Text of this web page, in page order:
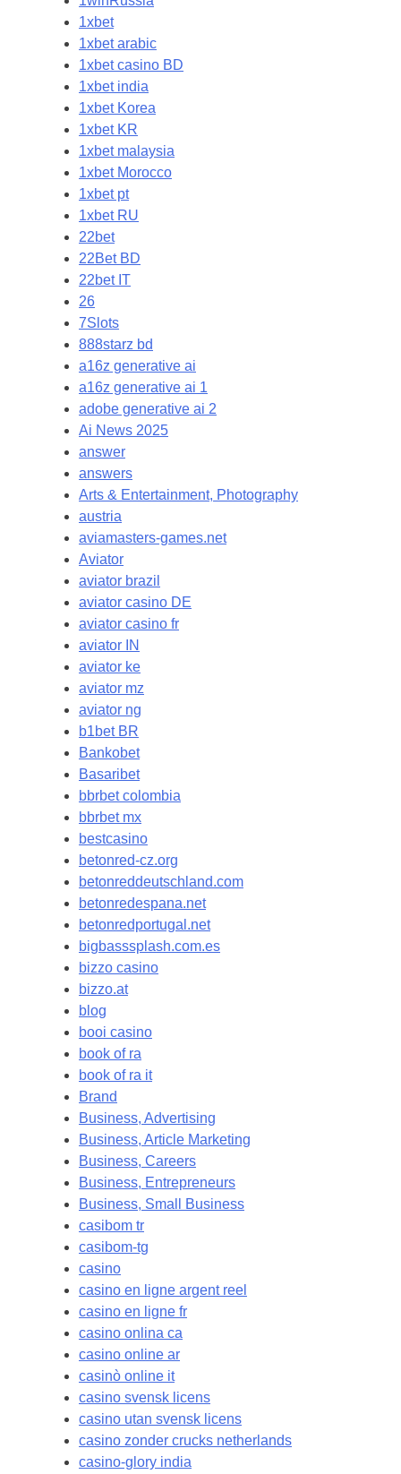
1xbet
1xbet arabic
1xbet casino BD
1xbet india
1xbet Korea
1xbet KR
1xbet malaysia
1xbet Morocco
1xbet pt
1xbet RU
22bet
22Bet BD
22bet IT
26
7Slots
888starz bd
a16z generative ai
a16z generative ai 1
adobe generative ai 2
Ai News 2025
answer
answers
Arts & Entertainment, Photography
austria
aviamasters-games.net
Aviator
aviator brazil
aviator casino DE
aviator casino fr
aviator IN
aviator ke
aviator mz
aviator ng
b1bet BR
Bankobet
Basaribet
bbrbet colombia
bbrbet mx
bestcasino
betonred-cz.org
betonreddeutschland.com
betonredespana.net
betonredportugal.net
bigbasssplash.com.es
bizzo casino
bizzo.at
blog
booi casino
book of ra
book of ra it
Brand
Business, Advertising
Business, Article Marketing
Business, Careers
Business, Entrepreneurs
Business, Small Business
casibom tr
casibom-tg
casino
casino en ligne argent reel
casino en ligne fr
casino onlina ca
casino online ar
casinò online it
casino svensk licens
casino utan svensk licens
casino zonder crucks netherlands
casino-glory india